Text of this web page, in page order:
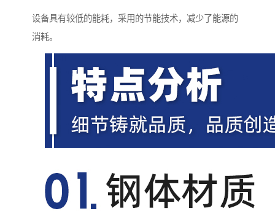
设备具有较低的能耗，采用的节能技术，减少了能源的
消耗。